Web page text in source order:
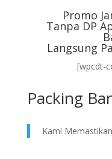
Promo
Tanpa DP
Langsung
[wpcdt-
Packing
Kami